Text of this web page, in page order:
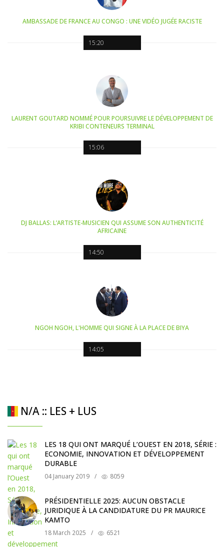
15:20
AMBASSADE DE FRANCE AU CONGO : UNE VIDÉO JUGÉE RACISTE
15:06
LAURENT GOUTARD NOMMÉ POUR POURSUIVRE LE DÉVELOPPEMENT DE
KRIBI CONTENEURS TERMINAL
14:50
DJ BALLAS: L’ARTISTE-MUSICIEN QUI ASSUME SON AUTHENTICITÉ
AFRICAINE
14:05
NGOH NGOH, L'HOMME QUI SIGNE À LA PLACE DE BIYA
N/A :: LES + LUS
LES 18 QUI ONT MARQUÉ L’OUEST EN 2018, SÉRIE :
ECONOMIE, INNOVATION ET DÉVELOPPEMENT
DURABLE
04 January 2019 / 8059
PRÉSIDENTIELLE 2025: AUCUN OBSTACLE
JURIDIQUE À LA CANDIDATURE DU PR MAURICE
KAMTO
18 March 2025 / 6521